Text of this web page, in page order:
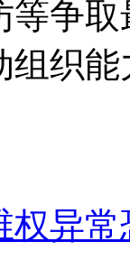
等争
组织
权异